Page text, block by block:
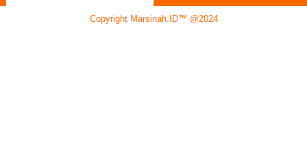
Copyright Marsinah.ID™ @2024